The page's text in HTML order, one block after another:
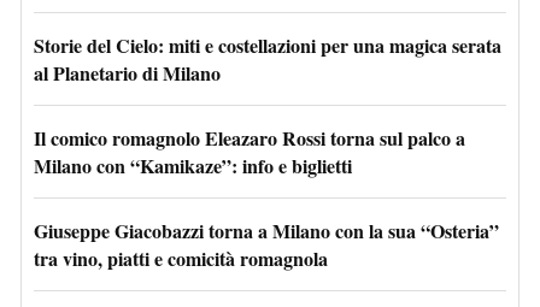
Storie del Cielo: miti e costellazioni per una magica serata
al Planetario di Milano
Il comico romagnolo Eleazaro Rossi torna sul palco a
Milano con “Kamikaze”: info e biglietti
Giuseppe Giacobazzi torna a Milano con la sua “Osteria”
tra vino, piatti e comicità romagnola